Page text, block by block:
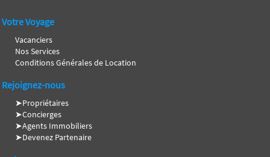
Votre Voyage
Vacanciers
Nos Services
Conditions Générales de Location
Rejoignez-nous
➤Propriétaires
➤Concierges
➤Agents Immobiliers
➤Devenez Partenaire